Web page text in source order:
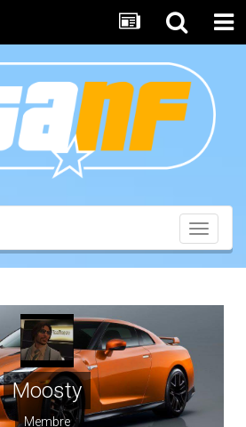
Toggle
Moosty
Membre